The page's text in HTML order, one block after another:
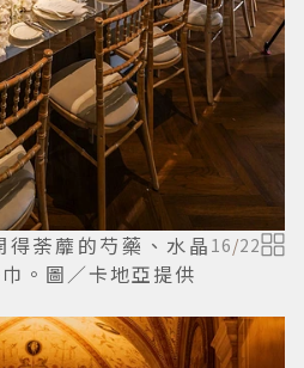
荼蘼的芍藥、水晶
。圖／卡地亞提供
16/22